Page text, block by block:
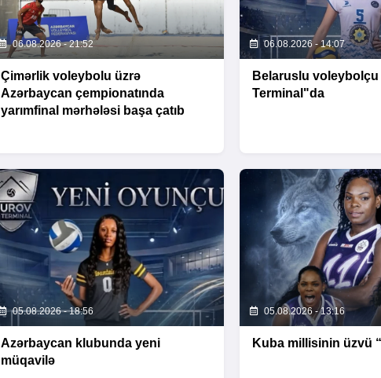
06.08.2026 - 21:52
Çimərlik voleybolu üzrə
Azərbaycan çempionatında
yarımfinal mərhələsi başa çatıb
06.08.2026 - 14:07
Belaruslu
Terminal"da
05.08.2026 - 18:56
Azərbaycan klubunda yeni
müqavilə
05.08.2026 - 13:16
Kuba millisinin üzvü